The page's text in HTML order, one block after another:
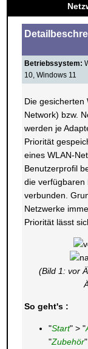
Betriebssystem:
10, Windows 11
Die gesicherten
Network) bzw.
werden je
Priorität
eines WLAN-
Benutzerprofil
die verfügbaren
verbunden.
Netzwerke
Priorität lässt
(Bild 1: vor
So geht's :
"Start" > "
"Zubehör